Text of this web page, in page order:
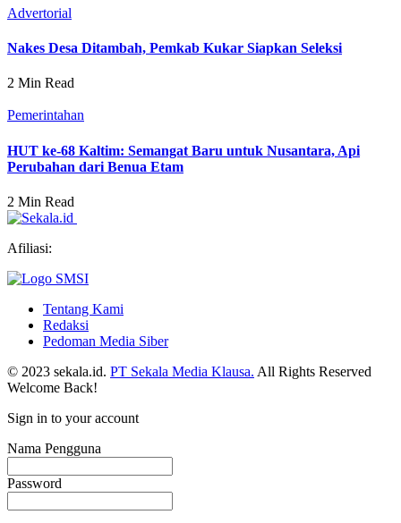
Advertorial
Nakes Desa Ditambah, Pemkab Kukar Siapkan Seleksi
2 Min Read
Pemerintahan
HUT ke-68 Kaltim: Semangat Baru untuk Nusantara, Api
Perubahan dari Benua Etam
2 Min Read
Afiliasi:
Tentang Kami
Redaksi
Pedoman Media Siber
© 2023 sekala.id. PT Sekala Media Klausa. All Rights Reserved
Welcome Back!
Sign in to your account
Nama Pengguna
Password